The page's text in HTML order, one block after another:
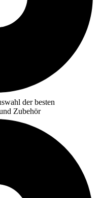
der besten
Zubehör